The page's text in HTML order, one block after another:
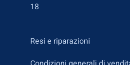
18
Resi e riparazioni